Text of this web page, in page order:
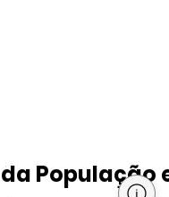
População